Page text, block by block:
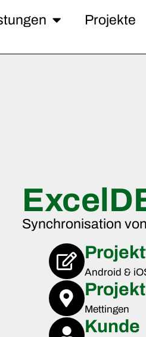
Projekte
Synchronisation
Android &
Mettingen
Kunde